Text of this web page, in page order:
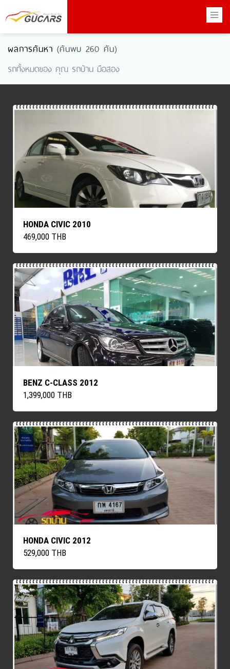
×
ผลการค้นหา (ค้นพบ 260 คัน)
รถทั้งหมดของ คุณ รถบ้าน มือสอง
HONDA CIVIC 2010
469,000 THB
BENZ C-CLASS 2012
1,399,000 THB
HONDA CIVIC 2012
529,000 THB